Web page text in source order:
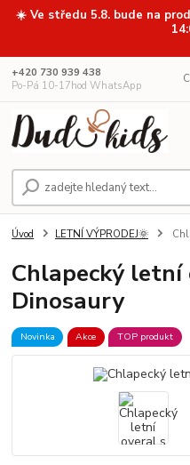
☀️ Ve středu 5.8. bude na
+420 730 939 438
Po-Pá 10-17hod WhatsApp
Úvod LETNÍ VÝPRODEJ🌞
Chlapecký letní
Dinosaury
Novinka Akce TOP produkt